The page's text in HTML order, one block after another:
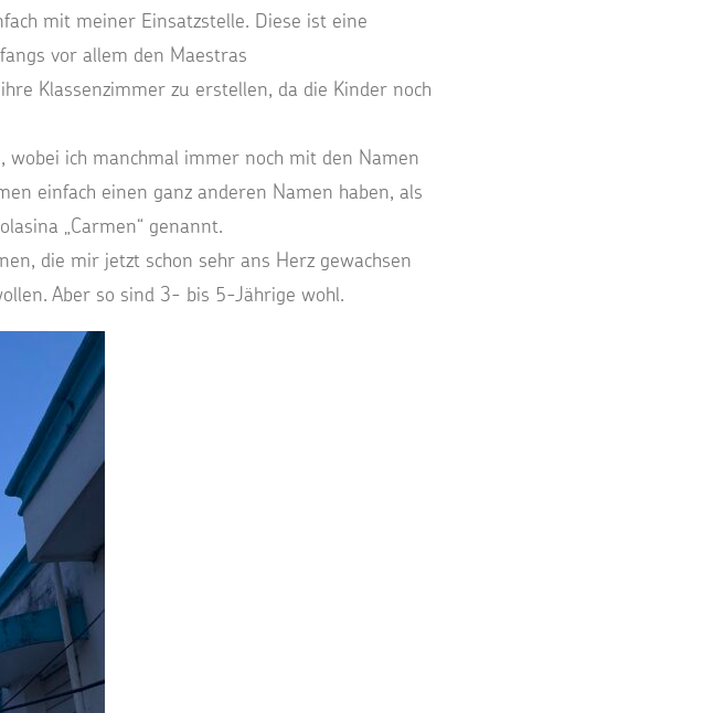
mit meiner Einsatzstelle. Diese ist eine
vor allem den Maestras
Klassenzimmer zu erstellen, da die Kinder noch
ich manchmal immer noch mit den Namen
einfach einen ganz anderen Namen haben, als
„Carmen“ genannt.
die mir jetzt schon sehr ans Herz gewachsen
Aber so sind 3- bis 5-Jährige wohl.